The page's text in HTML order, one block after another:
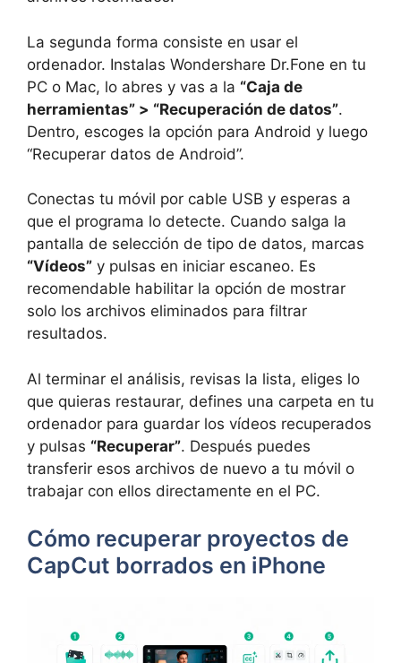
La segunda forma consiste en usar el
ordenador. Instalas Wondershare Dr.Fone en tu
PC o Mac, lo abres y vas a la “Caja de
herramientas” > “Recuperación de datos”.
Dentro, escoges la opción para Android y luego
“Recuperar datos de Android”.
Conectas tu móvil por cable USB y esperas a
que el programa lo detecte. Cuando salga la
pantalla de selección de tipo de datos, marcas
“Vídeos” y pulsas en iniciar escaneo. Es
recomendable habilitar la opción de mostrar
solo los archivos eliminados para filtrar
resultados.
Al terminar el análisis, revisas la lista, eliges lo
que quieras restaurar, defines una carpeta en tu
ordenador para guardar los vídeos recuperados
y pulsas “Recuperar”. Después puedes
transferir esos archivos de nuevo a tu móvil o
trabajar con ellos directamente en el PC.
Cómo recuperar proyectos de
CapCut borrados en iPhone